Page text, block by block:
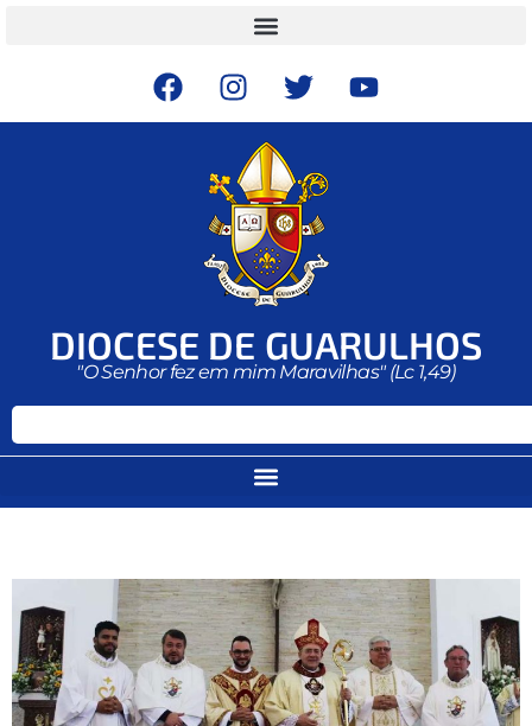
DIOCESE DE GUARULHOS
"O Senhor fez em mim Maravilhas" (Lc 1,49)